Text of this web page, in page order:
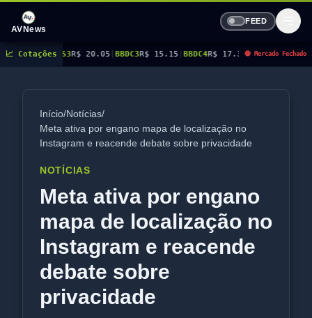
AVNews
FEED
📈 Cotações
R$ 20.05|BBDC3R$ 15.15 |BBDC4R$ 17.31 |BBSE3R$ 38.38| BEES3R$ 8.78
🔴 Mercado Fechado
Início/Notícias/
Meta ativa por engano mapa de localização no
Instagram e reacende debate sobre privacidade
NOTÍCIAS
Meta ativa por engano
mapa de localização no
Instagram e reacende
debate sobre
privacidade